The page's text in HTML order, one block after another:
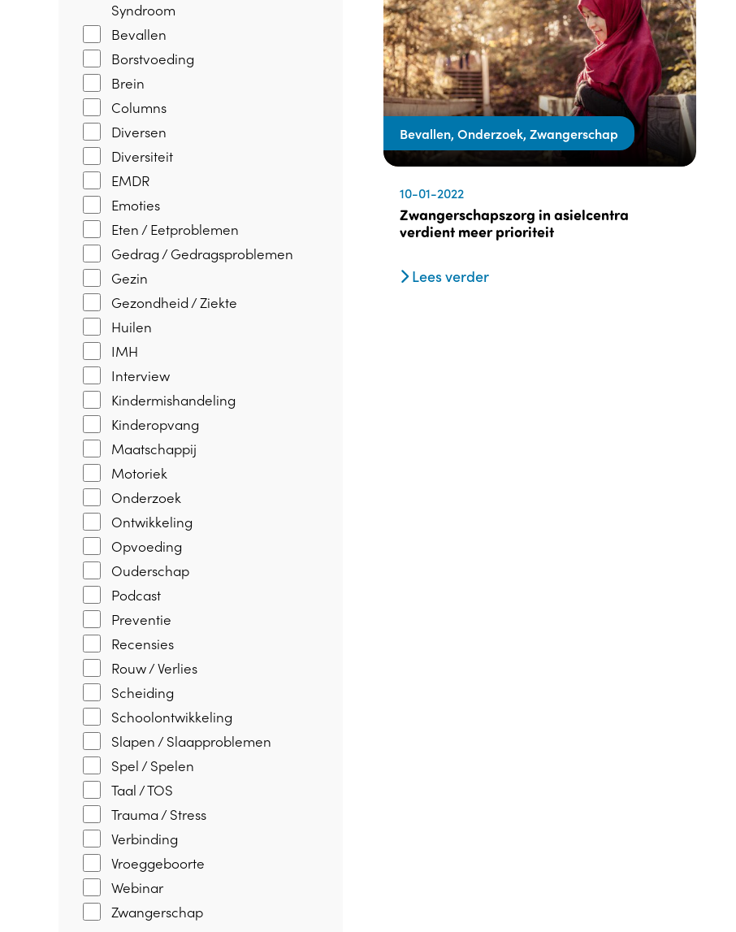
Syndroom
Bevallen
Borstvoeding
Brein
Columns
Diversen
Diversiteit
EMDR
Emoties
Eten / Eetproblemen
Gedrag / Gedragsproblemen
Gezin
Gezondheid / Ziekte
Huilen
IMH
Interview
Kindermishandeling
Kinderopvang
Maatschappij
Motoriek
Onderzoek
Ontwikkeling
Opvoeding
Ouderschap
Podcast
Preventie
Recensies
Rouw / Verlies
Scheiding
Schoolontwikkeling
Slapen / Slaapproblemen
Spel / Spelen
Taal / TOS
Trauma / Stress
Verbinding
Vroeggeboorte
Webinar
Zwangerschap
Bevallen, Onderzoek, Zwangerschap
10-01-2022
Zwangerschapszorg in asielcentra
verdient meer prioriteit
Lees verder